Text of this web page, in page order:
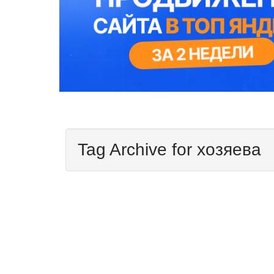
Tag Archive for хозяева